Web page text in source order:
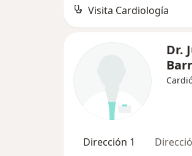
Visita Cardiología
Dr.
Dirección 1